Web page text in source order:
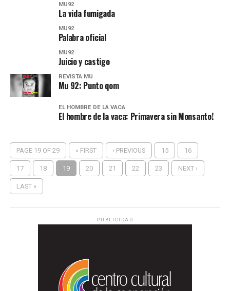
MU92
La vida fumigada
MU92
Palabra oficial
MU92
Juicio y castigo
REVISTA MU
Mu 92: Punto qom
EL HOMBRE DE LA VACA
El hombre de la vaca: Primavera sin Monsanto!
PAGE 19 OF 29 « FIRST ‹ PREVIOUS 15 16
17 18 19 20 21 22 23 NEXT ›
LAST »
PUBLICIDAD